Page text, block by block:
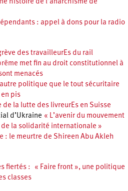
histoire de l’anarchisme de
: appel à dons pour la radio
des travailleurEs du rail
met fin au droit constitutionnel à
menacés
politique que le tout sécuritaire
en pis
de la lutte des livreurEs en Suisse
d’Ukraine « L’avenir du mouvement
la solidarité internationale »
: le meurtre de Shireen Abu Akleh
fiertés : « Faire front », une politique
classes